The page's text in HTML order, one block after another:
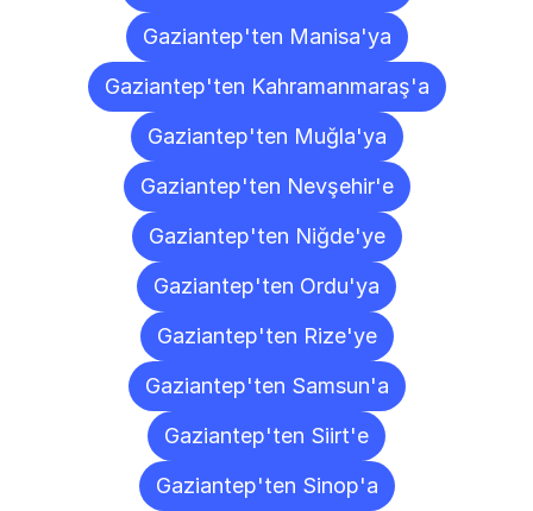
Gaziantep'ten Manisa'ya
Gaziantep'ten Kahramanmaraş'a
Gaziantep'ten Muğla'ya
Gaziantep'ten Nevşehir'e
Gaziantep'ten Niğde'ye
Gaziantep'ten Ordu'ya
Gaziantep'ten Rize'ye
Gaziantep'ten Samsun'a
Gaziantep'ten Siirt'e
Gaziantep'ten Sinop'a